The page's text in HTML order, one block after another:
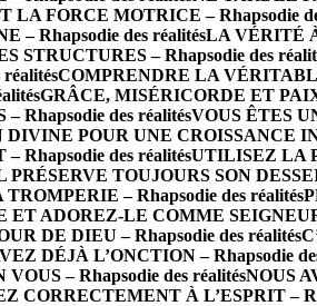
LA FORCE MOTRICE – Rhapsodie
Rhapsodie des réalitésLA VÉRITÉ
STRUCTURES – Rhapsodie des
COMPRENDRE LA
GRÂCE, MISÉRICORDE ET PAIX
Rhapsodie des réalitésVOUS ÊTES
POUR UNE CROISSANCE
Rhapsodie des réalitésUTILISEZ LA
PRÉSERVE TOUJOURS SON
– Rhapsodie des réalités
ET ADOREZ-LE COMME SEIGNEUR
DE DIEU – Rhapsodie des réalités
DÉJÀ L’ONCTION – Rhapsodie
– Rhapsodie des réalitésNOUS
CORRECTEMENT À L’ESPRIT –